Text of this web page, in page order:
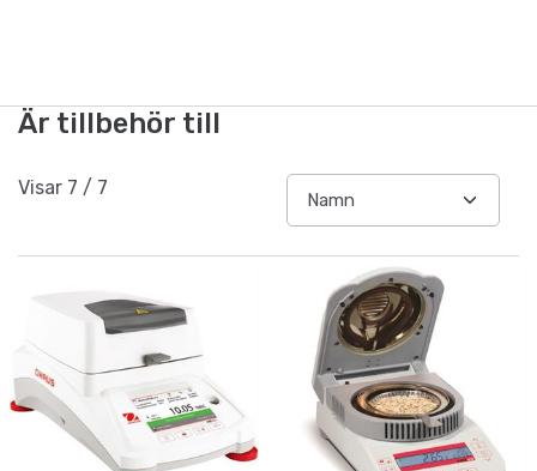
Är tillbehör till
Visar 7 / 7